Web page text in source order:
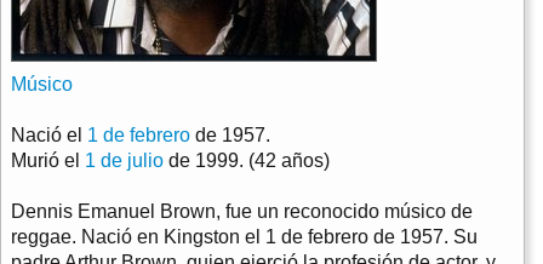
Músico
Nació el 1 de febrero de 1957.
Murió el 1 de julio de 1999. (42 años)
Dennis Emanuel Brown, fue un reconocido músico de
reggae. Nació en Kingston el 1 de febrero de 1957. Su